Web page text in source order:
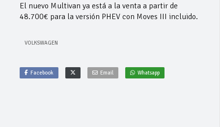
El nuevo Multivan ya está a la venta a partir de
48.700€ para la versión PHEV con Moves III incluido.
VOLKSWAGEN
Facebook Email Whatsapp